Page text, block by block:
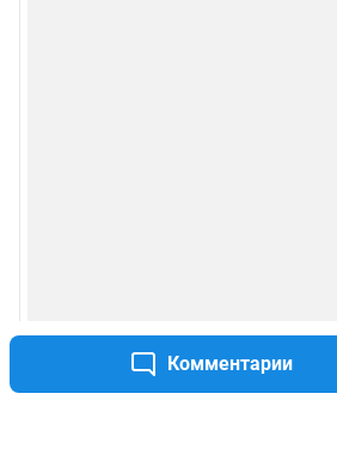
Комментарии